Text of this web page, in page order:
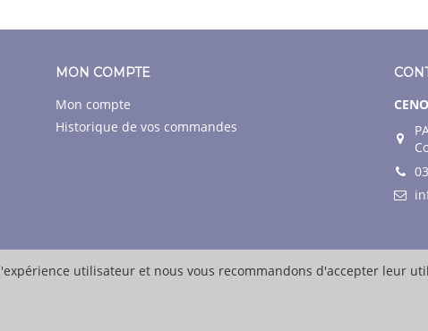
MON COMPTE
Mon compte
Historique de vos commandes
utilisateur et nous vous recommandons d'accepter leur